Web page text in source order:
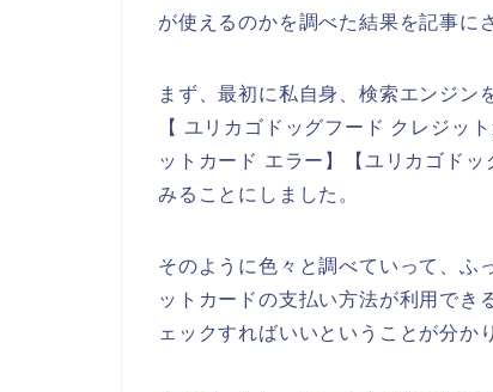
が使えるのかを調べた結果を記事に
まず、最初に私自身、検索エンジン
【 ユリカゴドッグフード クレジッ
ットカード エラー】【ユリカゴド
みることにしました。
そのように色々と調べていって、ふ
ットカードの支払い方法が利用でき
ェックすればいいということが分か